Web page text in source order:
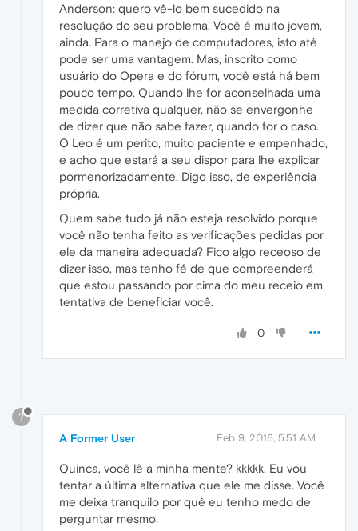
Anderson: quero vê-lo bem sucedido na
resolução do seu problema. Você é muito jovem,
ainda. Para o manejo de computadores, isto até
pode ser uma vantagem. Mas, inscrito como
usuário do Opera e do fórum, você está há bem
pouco tempo. Quando lhe for aconselhada uma
medida corretiva qualquer, não se envergonhe
de dizer que não sabe fazer, quando for o caso.
O Leo é um perito, muito paciente e empenhado,
e acho que estará a seu dispor para lhe explicar
pormenorizadamente. Digo isso, de experiência
própria.
Quem sabe tudo já não esteja resolvido porque
você não tenha feito as verificações pedidas por
ele da maneira adequada? Fico algo receoso de
dizer isso, mas tenho fé de que compreenderá
que estou passando por cima do meu receio em
tentativa de beneficiar você.
0
?
A Former User Feb 9, 2016, 5:51 AM
Quinca, você lê a minha mente? kkkkk. Eu vou
tentar a última alternativa que ele me disse. Você
me deixa tranquilo por quê eu tenho medo de
perguntar mesmo.